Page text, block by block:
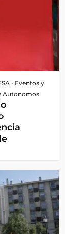
• Eventos y
Autonomos